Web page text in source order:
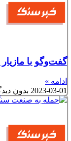
گفت‌و‌گو با
ادامه »
2023-03-01 بدون